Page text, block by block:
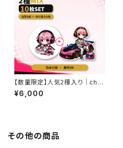
【数量限定】人気2種入り｜chih
odaオリジナルステッカー豪華1
0枚セット｜車・バイク・PCにも
¥6,000
その他の商品